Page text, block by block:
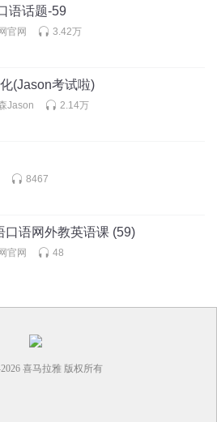
语话题-59
官网 3.42万
(Jason考试啦)
Jason 2.14万
8467
口语网外教英语课 (59)
官网 48
2026 喜马拉雅 版权所有